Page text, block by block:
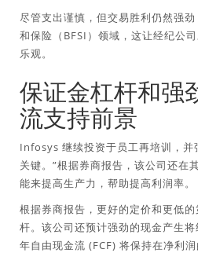
尽管支出谨慎，但交易胜利仍然强
和保险（BFSI）领域，这让经纪公
乐观。
保证金杠杆和强
流支持前景
Infosys 继续投资于员工再培训，并
关键。”根据券商报告，该公司还在
能来提高生产力，帮助提高利润率。
根据券商报告，更好的定价和更低
杆。该公司还预计强劲的现金产生
年自由现金流 (FCF) 将保持在净利